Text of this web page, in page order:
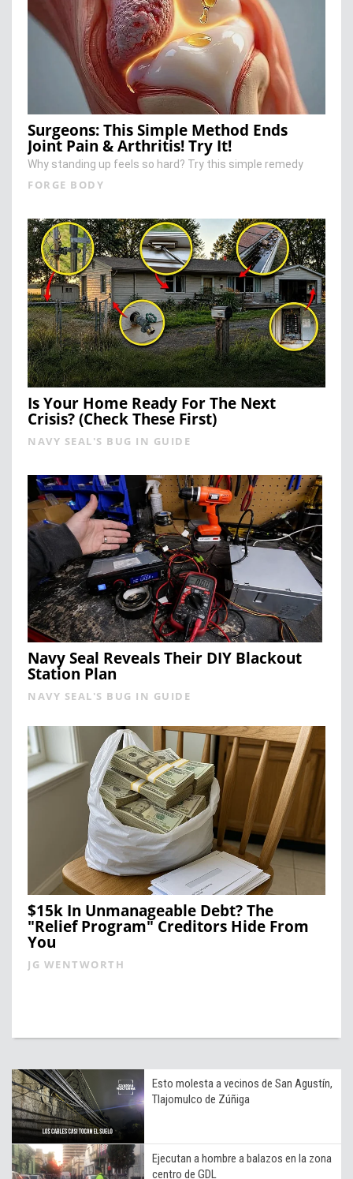
Surgeons: This Simple Method Ends
Joint Pain & Arthritis! Try It!
Why standing up feels so hard? Try this simple remedy
FORGE BODY
Is Your Home Ready For The Next
Crisis? (Check These First)
NAVY SEAL'S BUG IN GUIDE
Navy Seal Reveals Their DIY Blackout
Station Plan
NAVY SEAL'S BUG IN GUIDE
$15k In Unmanageable Debt? The
"Relief Program" Creditors Hide From
You
JG WENTWORTH
Esto molesta a vecinos de San Agustín,
Tlajomulco de Zúñiga
Ejecutan a hombre a balazos en la zona
centro de GDL